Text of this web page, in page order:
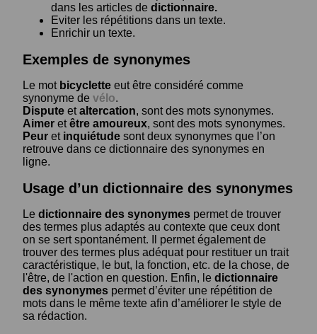
dans les articles de dictionnaire.
Eviter les répétitions dans un texte.
Enrichir un texte.
Exemples de synonymes
Le mot bicyclette eut être considéré comme
synonyme de vélo.
Dispute etaltercation, sont des mots synonymes.
Aimer etêtre amoureux, sont des mots synonymes.
Peur et inquiétude sont deux synonymes que l’on
retrouve dans ce dictionnaire des synonymes en
ligne.
Usage d’un dictionnaire des synonymes
Le dictionnaire des synonymes permet de trouver
des termes plus adaptés au contexte que ceux dont
on se sert spontanément. Il permet également de
trouver des termes plus adéquat pour restituer un trait
caractéristique, le but, la fonction, etc. de la chose, de
l'être, de l'action en question. Enfin, le dictionnaire
des synonymes permet d’éviter une répétition de
mots dans le même texte afin d’améliorer le style de
sa rédaction.